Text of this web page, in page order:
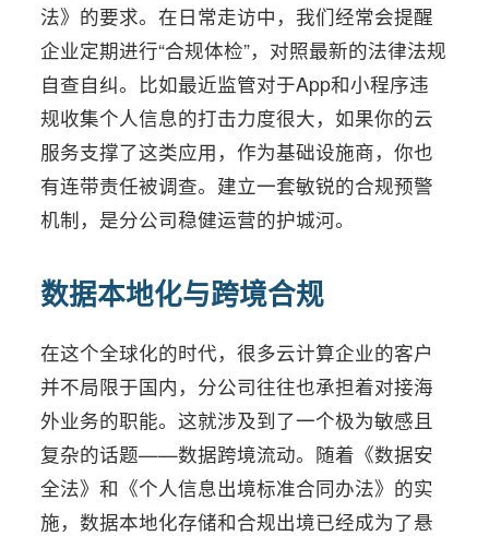
法》的要求。在日常走访中，我们经常会提醒
企业定期进行“合规体检”，对照最新的法律法规
自查自纠。比如最近监管对于App和小程序违
规收集个人信息的打击力度很大，如果你的云
服务支撑了这类应用，作为基础设施商，你也
有连带责任被调查。建立一套敏锐的合规预警
机制，是分公司稳健运营的护城河。
数据本地化与跨境合规
在这个全球化的时代，很多云计算企业的客户
并不局限于国内，分公司往往也承担着对接海
外业务的职能。这就涉及到了一个极为敏感且
复杂的话题——数据跨境流动。随着《数据安
全法》和《个人信息出境标准合同办法》的实
施，数据本地化存储和合规出境已经成为了悬